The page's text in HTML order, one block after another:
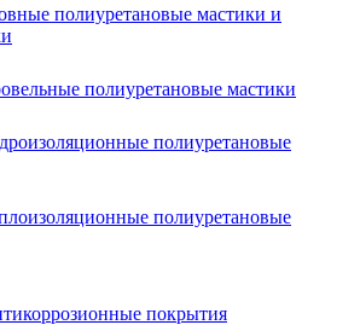
полиуретановые мастики и
полиуретановые мастики
полиуретановые
полиуретановые
покрытия